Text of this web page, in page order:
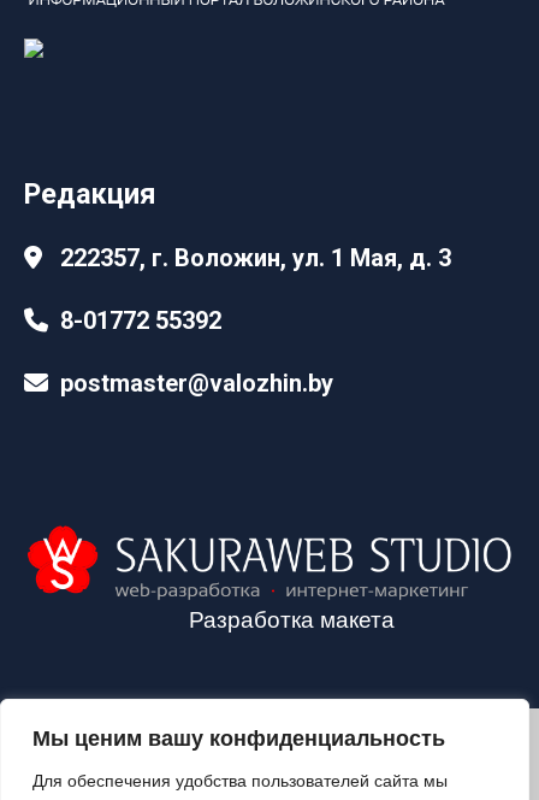
Мы ценим вашу конфиденциальность
Для обеспечения удобства пользователей сайта мы
Редакция
222357, г. Воложин, ул. 1 Мая, д. 3
8-01772 55392
postmaster@valozhin.by
Разработка макета
2024©VALOZHIN.BY - НОВОСТИ ВОЛОЖИНСКОГО РАЙОНА